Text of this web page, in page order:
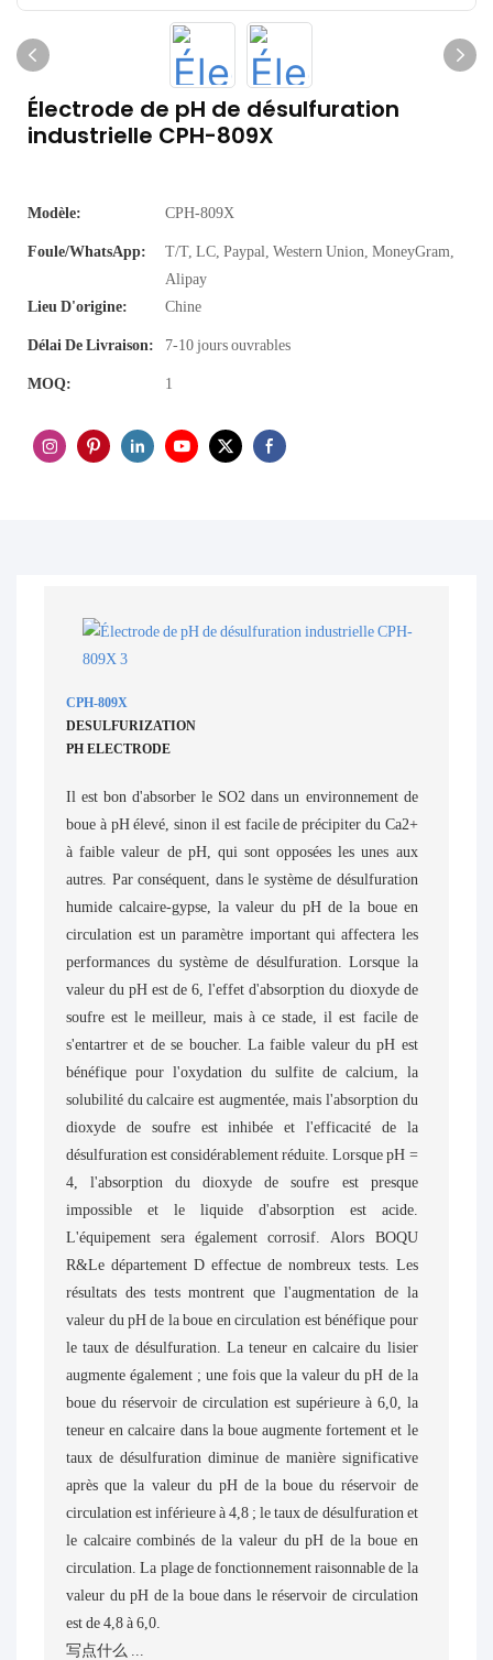
Électrode de pH de désulfuration
industrielle CPH-809X
Modèle: CPH-809X
Foule/WhatsApp:
T/T, LC, Paypal, Western Union, MoneyGram,
Alipay
Lieu D'origine:
Chine
Délai De Livraison: 7-10 jours ouvrables
MOQ: 1
CPH-809X
DESULFURIZATION
PH ELECTRODE
Il est bon d'absorber le SO2 dans un environnement de
boue à pH élevé, sinon il est facile de précipiter du Ca2+
à faible valeur de pH, qui sont opposées les unes aux
autres. Par conséquent, dans le système de désulfuration
humide calcaire-gypse, la valeur du pH de la boue en
circulation est un paramètre important qui affectera les
performances du système de désulfuration. Lorsque la
valeur du pH est de 6, l'effet d'absorption du dioxyde de
soufre est le meilleur, mais à ce stade, il est facile de
s'entartrer et de se boucher. La faible valeur du pH est
bénéfique pour l'oxydation du sulfite de calcium, la
solubilité du calcaire est augmentée, mais l'absorption du
dioxyde de soufre est inhibée et l'efficacité de la
désulfuration est considérablement réduite. Lorsque pH =
4, l'absorption du dioxyde de soufre est presque
impossible et le liquide d'absorption est acide.
L'équipement sera également corrosif. Alors BOQU
R&Le département D effectue de nombreux tests. Les
résultats des tests montrent que l'augmentation de la
valeur du pH de la boue en circulation est bénéfique pour
le taux de désulfuration. La teneur en calcaire du lisier
augmente également ; une fois que la valeur du pH de la
boue du réservoir de circulation est supérieure à 6,0, la
teneur en calcaire dans la boue augmente fortement et le
taux de désulfuration diminue de manière significative
après que la valeur du pH de la boue du réservoir de
circulation est inférieure à 4,8 ; le taux de désulfuration et
le calcaire combinés de la valeur du pH de la boue en
circulation. La plage de fonctionnement raisonnable de la
valeur du pH de la boue dans le réservoir de circulation
est de 4,8 à 6,0.
写点什么 ...